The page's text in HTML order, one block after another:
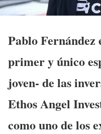
Pablo Fernández
primer y único
joven- de las
Ethos Angel
como uno de los